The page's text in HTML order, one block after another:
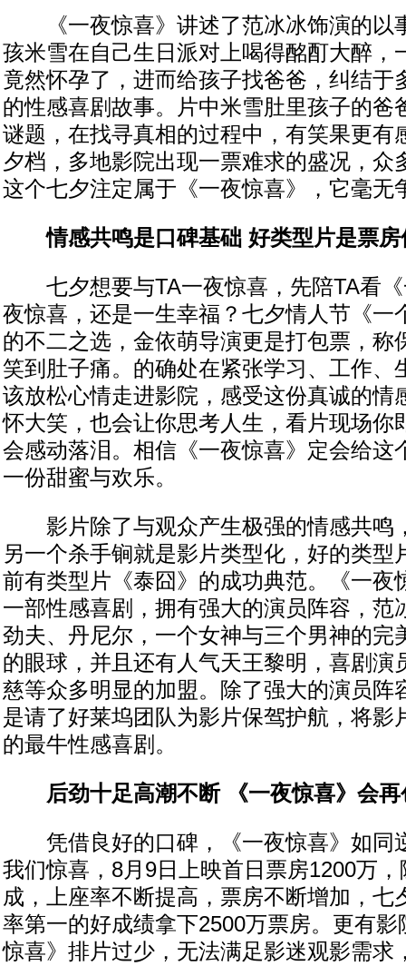
《一夜惊喜》讲述了范冰冰饰演的以
孩米雪在自己生日派对上喝得酩酊大醉，
竟然怀孕了，进而给孩子找爸爸，纠结于
的性感喜剧故事。片中米雪肚里孩子的爸
谜题，在找寻真相的过程中，有笑果更有
夕档，多地影院出现一票难求的盛况，众
这个七夕注定属于《一夜惊喜》，它毫无
情感共鸣是口碑基础 好类型片是票房
七夕想要与TA一夜惊喜，先陪TA看《
夜惊喜，还是一生幸福？七夕情人节《一
的不二之选，金依萌导演更是打包票，称
笑到肚子痛。的确处在紧张学习、工作、
该放松心情走进影院，感受这份真诚的情
怀大笑，也会让你思考人生，看片现场你
会感动落泪。相信《一夜惊喜》定会给这
一份甜蜜与欢乐。
影片除了与观众产生极强的情感共鸣
另一个杀手锏就是影片类型化，好的类型
前有类型片《泰囧》的成功典范。《一夜
一部性感喜剧，拥有强大的演员阵容，范
劲夫、丹尼尔，一个女神与三个男神的完
的眼球，并且还有人气天王黎明，喜剧演
慈等众多明显的加盟。除了强大的演员阵
是请了好莱坞团队为影片保驾护航，将影
的最牛性感喜剧。
后劲十足高潮不断 《一夜惊喜》会再
凭借良好的口碑，《一夜惊喜》如同
我们惊喜，8月9日上映首日票房1200万
成，上座率不断提高，票房不断增加，七
率第一的好成绩拿下2500万票房。更有
惊喜》排片过少，无法满足影迷观影需求